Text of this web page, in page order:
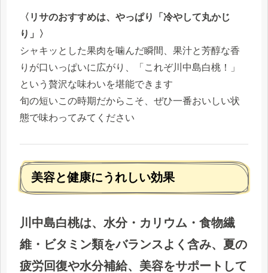
〈リサのおすすめは、やっぱり「冷やして丸かじ
り」〉
シャキッとした果肉を噛んだ瞬間、果汁と芳醇な香
りが口いっぱいに広がり、「これぞ川中島白桃！」
という贅沢な味わいを堪能できます
旬の短いこの時期だからこそ、ぜひ一番おいしい状
態で味わってみてください
美容と健康にうれしい効果
川中島白桃は、水分・カリウム・食物繊
維・ビタミン類をバランスよく含み、夏の
疲労回復や水分補給、美容をサポートして